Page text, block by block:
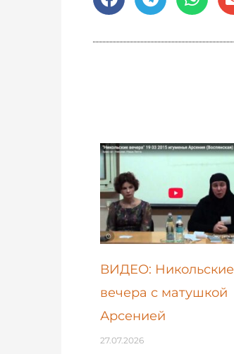
ВИДЕО: Никольские
вечера с матушкой
Арсенией
27.07.2026